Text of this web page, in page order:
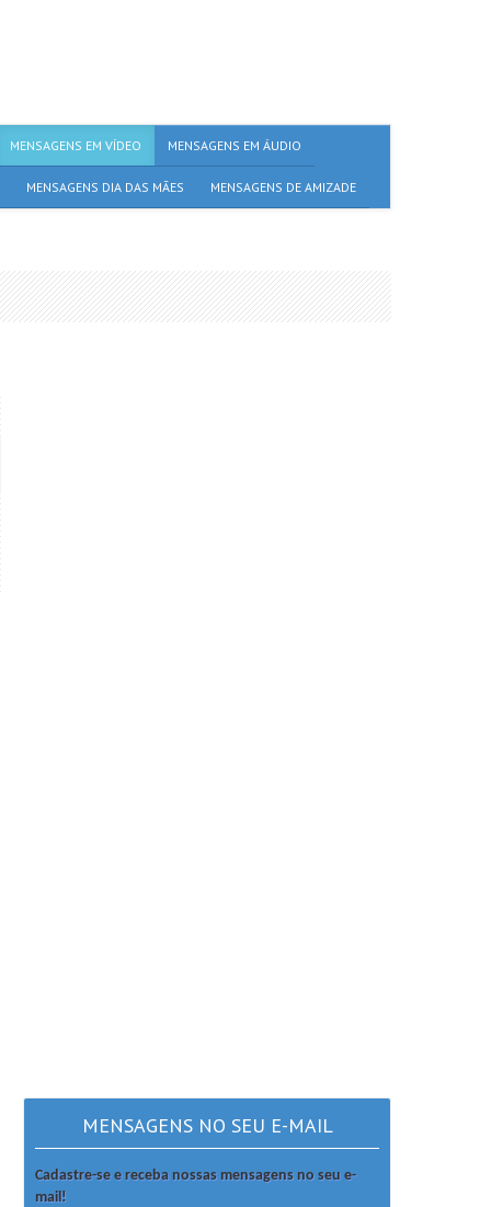
MENSAGENS EM VÍDEO MENSAGENS EM ÁUDIO
MENSAGENS DIA DAS MÃES MENSAGENS DE AMIZADE
MENSAGENS NO SEU E-MAIL
Cadastre-se e receba nossas mensagens no seu e-
mail!